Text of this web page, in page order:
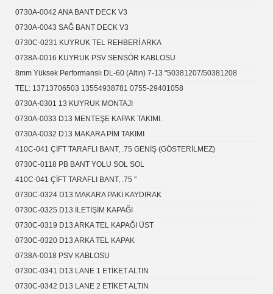
0730A-0042 ANA BANT DECK V3
0730A-0043 SAĞ BANT DECK V3
0730C-0231 KUYRUK TEL REHBERİ ARKA
0738A-0016 KUYRUK PSV SENSÖR KABLOSU
8mm Yüksek Performanslı DL-60 (Altın) 7-13 "50381207/50381208
TEL: 13713706503 13554938781 0755-29401058
0730A-0301 13 KUYRUK MONTAJI
0730A-0033 D13 MENTEŞE KAPAK TAKIMI.
0730A-0032 D13 MAKARA PİM TAKIMI
410C-041 ÇİFT TARAFLI BANT, .75 GENİŞ (GÖSTERİLMEZ)
0730C-0118 PB BANT YOLU SOL SOL
410C-041 ÇİFT TARAFLI BANT, .75 "
0730C-0324 D13 MAKARA PAKİ KAYDIRAK
0730C-0325 D13 İLETİŞİM KAPAĞI
0730C-0319 D13 ARKA TEL KAPAĞI ÜST
0730C-0320 D13 ARKA TEL KAPAK
0738A-0018 PSV KABLOSU
0730C-0341 D13 LANE 1 ETİKET ALTIN
0730C-0342 D13 LANE 2 ETİKET ALTIN